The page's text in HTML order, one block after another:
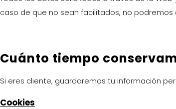
caso de que no sean facilitados, no
Cuánto tiempo
Si eres cliente, guardaremos tu información
Cookies